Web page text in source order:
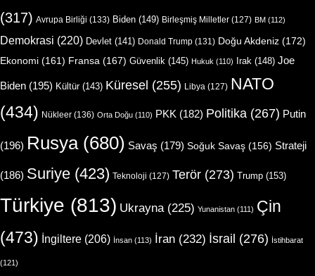
(317) Avrupa Birliği (133) Biden (149) Birleşmiş Milletler (127) BM (112)
Demokrasi (220) Devlet (141) Donald Trump (131) Doğu Akdeniz (172)
Ekonomi (161) Fransa (167) Güvenlik (145) Hukuk (110) Irak (148) Joe
Biden (195) Kültür(143) Küresel (255) Libya (127) NATO
(434) Nükleer (136) Orta Doğu (110) PKK (182) Politika (267) Putin
(196) Rusya(680) Savaş (179) Soğuk Savaş (156) Strateji
(186) Suriye (423) Teknoloji (127) Terör (273) Trump (153)
Türkiye (813) Ukrayna(225) Yunanistan (111) Çin
(473) İngiltere (206) İnsan (113) İran (232) İsrail (276) İstihbarat
(121)